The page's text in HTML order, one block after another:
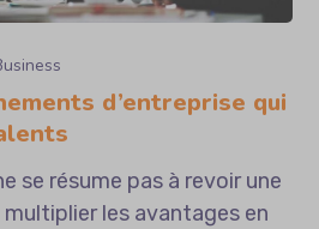
d’entreprise qui
se résume pas à revoir une
multiplier les avantages en